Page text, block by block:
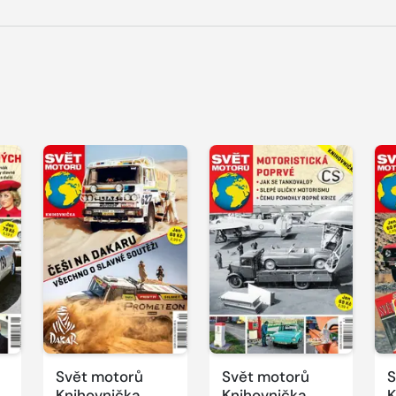
Svět motorů
Svět motorů